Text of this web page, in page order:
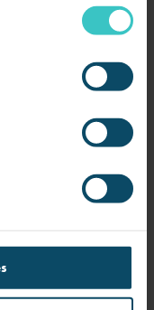
Transition og